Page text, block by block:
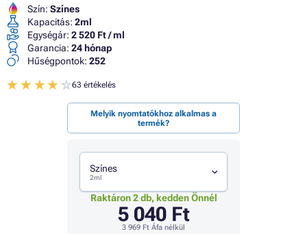
Szín: Színes
Kapacitás: 2ml
Egységár: 2 520 Ft / ml
Garancia: 24 hónap
Hűségpontok: 252
63 értékelés
Melyik nyomtatókhoz alkalmas a
termék?
Színes
2ml
Raktáron 2 db, kedden Önnél
5 040 Ft
3 969 Ft Áfa nélkül